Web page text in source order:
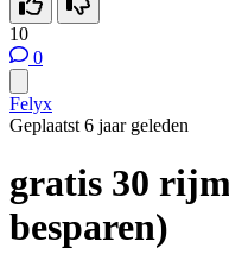
10
0
Felyx
Geplaatst 6 jaar geleden
gratis 30
besparen)